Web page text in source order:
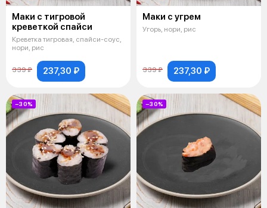
Маки с тигровой
креветкой спайси
Креветка тигровая, спайси-соус,
нори, рис
339 ₽ 237,30 ₽
Маки с угрем
Угорь, нори, рис
339 ₽ 237,30 ₽
−30% −30%